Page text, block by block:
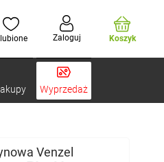
Zaloguj Koszyk
Wyprzedaż
Venzel